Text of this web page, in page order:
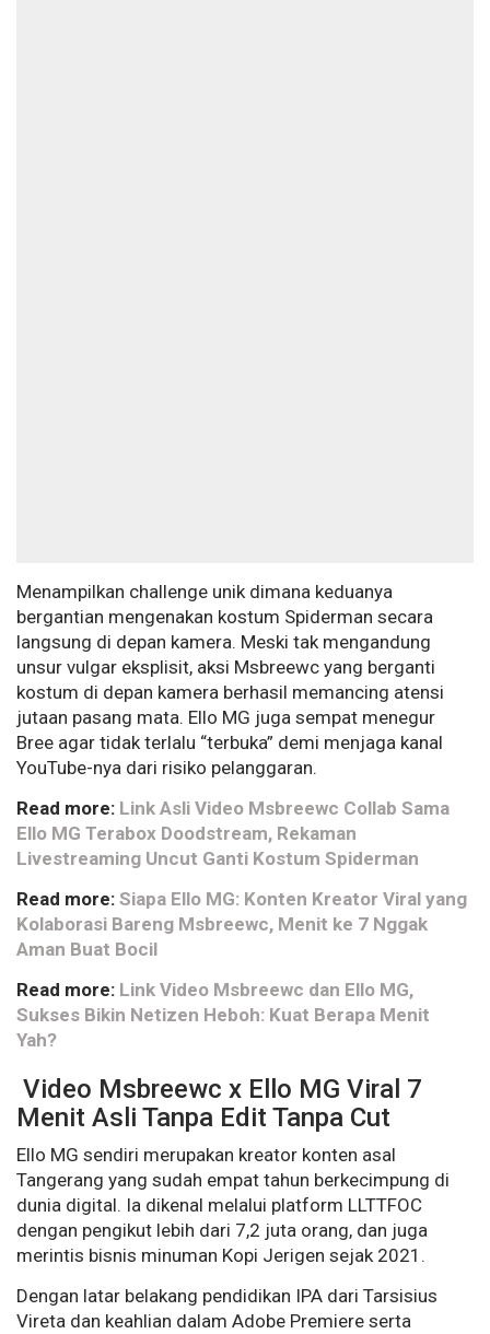
Menampilkan challenge unik dimana keduanya
bergantian mengenakan kostum Spiderman secara
langsung di depan kamera. Meski tak mengandung
unsur vulgar eksplisit, aksi Msbreewc yang berganti
kostum di depan kamera berhasil memancing atensi
jutaan pasang mata. Ello MG juga sempat menegur
Bree agar tidak terlalu “terbuka” demi menjaga kanal
YouTube-nya dari risiko pelanggaran.
Read more: Link Asli Video Msbreewc Collab Sama
Ello MG Terabox Doodstream, Rekaman
Livestreaming Uncut Ganti Kostum Spiderman
Read more: Siapa Ello MG: Konten Kreator Viral yang
Kolaborasi Bareng Msbreewc, Menit ke 7 Nggak
Aman Buat Bocil
Read more: Link Video Msbreewc dan Ello MG,
Sukses Bikin Netizen Heboh: Kuat Berapa Menit
Yah?
Video Msbreewc x Ello MG Viral 7
Menit Asli Tanpa Edit Tanpa Cut
Ello MG sendiri merupakan kreator konten asal
Tangerang yang sudah empat tahun berkecimpung di
dunia digital. Ia dikenal melalui platform LLTTFOC
dengan pengikut lebih dari 7,2 juta orang, dan juga
merintis bisnis minuman Kopi Jerigen sejak 2021.
Dengan latar belakang pendidikan IPA dari Tarsisius
Vireta dan keahlian dalam Adobe Premiere serta